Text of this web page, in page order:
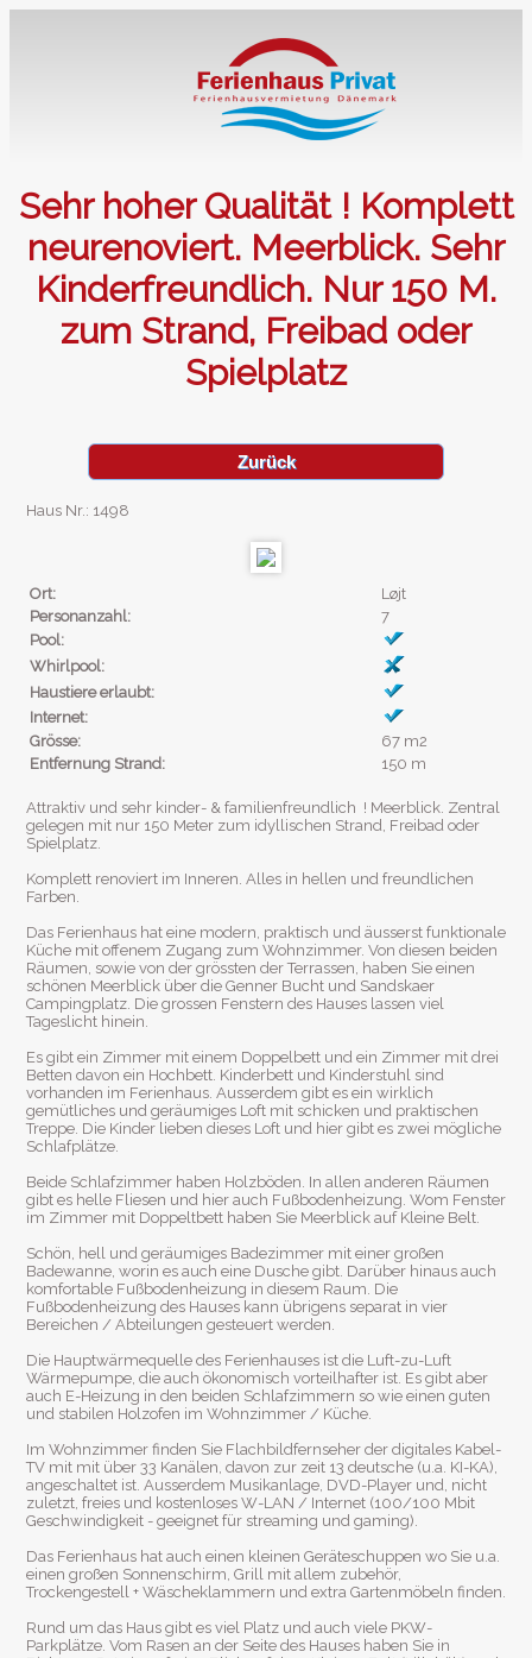
Sehr hoher Qualität ! Komplett
neurenoviert. Meerblick. Sehr
Kinderfreundlich. Nur 150 M.
zum Strand, Freibad oder
Spielplatz
Zurück
Haus Nr.: 1498
Ort:
Løjt
Personanzahl:
7
Pool:
Whirlpool:
Haustiere erlaubt:
Internet:
Grösse:
67 m2
Entfernung Strand:
150 m
Attraktiv und sehr kinder- & familienfreundlich ! Meerblick. Zentral
gelegen mit nur 150 Meter zum idyllischen Strand, Freibad oder
Spielplatz.
Komplett renoviert im Inneren. Alles in hellen und freundlichen
Farben.
Das Ferienhaus hat eine modern, praktisch und äusserst funktionale
Küche mit offenem Zugang zum Wohnzimmer. Von diesen beiden
Räumen, sowie von der grössten der Terrassen, haben Sie einen
schönen Meerblick über die Genner Bucht und Sandskaer
Campingplatz. Die grossen Fenstern des Hauses lassen viel
Tageslicht hinein.
Es gibt ein Zimmer mit einem Doppelbett und ein Zimmer mit drei
Betten davon ein Hochbett. Kinderbett und Kinderstuhl sind
vorhanden im Ferienhaus. Ausserdem gibt es ein wirklich
gemütliches und geräumiges Loft mit schicken und praktischen
Treppe. Die Kinder lieben dieses Loft und hier gibt es zwei mögliche
Schlafplätze.
Beide Schlafzimmer haben Holzböden. In allen anderen Räumen
gibt es helle Fliesen und hier auch Fußbodenheizung. Wom Fenster
im Zimmer mit Doppeltbett haben Sie Meerblick auf Kleine Belt.
Schön, hell und geräumiges Badezimmer mit einer großen
Badewanne, worin es auch eine Dusche gibt. Darüber hinaus auch
komfortable Fußbodenheizung in diesem Raum. Die
Fußbodenheizung des Hauses kann übrigens separat in vier
Bereichen / Abteilungen gesteuert werden.
Die Hauptwärmequelle des Ferienhauses ist die Luft-zu-Luft
Wärmepumpe, die auch ökonomisch vorteilhafter ist. Es gibt aber
auch E-Heizung in den beiden Schlafzimmern so wie einen guten
und stabilen Holzofen im Wohnzimmer / Küche.
Im Wohnzimmer finden Sie Flachbildfernseher der digitales Kabel-
TV mit mit über 33 Kanälen, davon zur zeit 13 deutsche (u.a. KI-KA),
angeschaltet ist. Ausserdem Musikanlage, DVD-Player und, nicht
zuletzt, freies und kostenloses W-LAN / Internet (100/100 Mbit
Geschwindigkeit - geeignet für streaming und gaming).
Das Ferienhaus hat auch einen kleinen Geräteschuppen wo Sie u.a.
einen großen Sonnenschirm, Grill mit allem zubehör,
Trockengestell + Wäscheklammern und extra Gartenmöbeln finden.
Rund um das Haus gibt es viel Platz und auch viele PKW-
Parkplätze. Vom Rasen an der Seite des Hauses haben Sie in